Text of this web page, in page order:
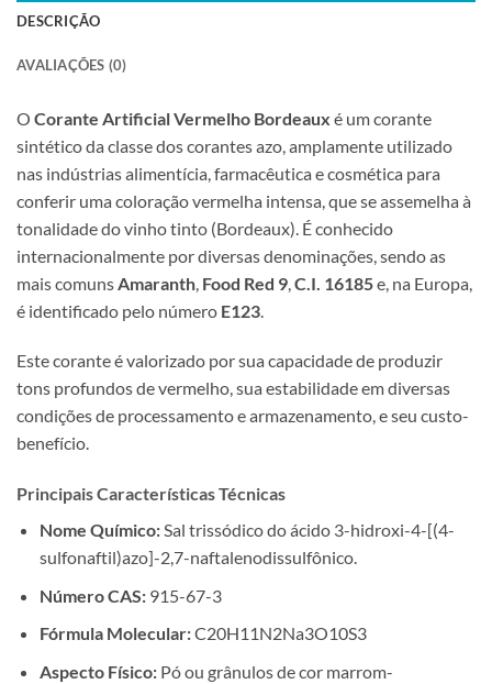
DESCRIÇÃO
AVALIAÇÕES (0)
O Corante Artificial Vermelho Bordeaux é um corante
sintético da classe dos corantes azo, amplamente utilizado
nas indústrias alimentícia, farmacêutica e cosmética para
conferir uma coloração vermelha intensa, que se assemelha à
tonalidade do vinho tinto (Bordeaux). É conhecido
internacionalmente por diversas denominações, sendo as
mais comuns Amaranth Food Red 9 C.I. 16185e, na Europa,
é identificado pelo número E123
Este corante é valorizado por sua capacidade de produzir
tons profundos de vermelho, sua estabilidade em diversas
condições de processamento e armazenamento, e seu custo-
benefício.
Principais Características Técnicas
Nome Químico:Sal trissódico do ácido 3-hidroxi-4-[(4-
sulfonaftil)azo]-2,7-naftalenodissulfônico.
Número CAS:915-67-3
Fórmula Molecular:C20H11N2Na3O10S3
Aspecto Físico:Pó ou grânulos de cor marrom-